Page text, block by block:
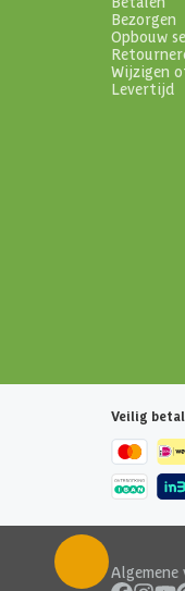
Bezorgen
Opbouw
Wijzigen
Levertijd
Veilig
Algemene